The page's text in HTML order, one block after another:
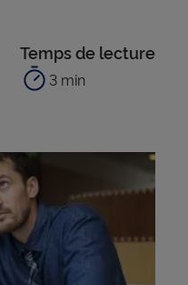
Temps de lecture
3 min